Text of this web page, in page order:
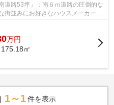
路53坪」：南６ｍ道路の圧倒的な
並みにお好きなハウスメーカーで
万円
㎡
1～1 件を表示